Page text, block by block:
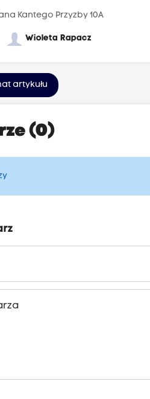
Kantego Przyzby 10A
Wioleta Rapacz
artykułu
(0)